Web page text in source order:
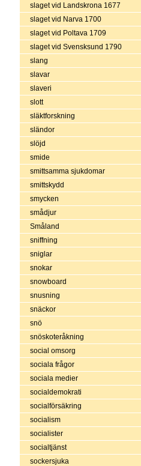
slaget vid Landskrona 1677
slaget vid Narva 1700
slaget vid Poltava 1709
slaget vid Svensksund 1790
slang
slavar
slaveri
slott
släktforskning
sländor
slöjd
smide
smittsamma sjukdomar
smittskydd
smycken
smådjur
Småland
sniffning
sniglar
snokar
snowboard
snusning
snäckor
snö
snöskoteråkning
social omsorg
sociala frågor
sociala medier
socialdemokrati
socialförsäkring
socialism
socialister
socialtjänst
sockersjuka